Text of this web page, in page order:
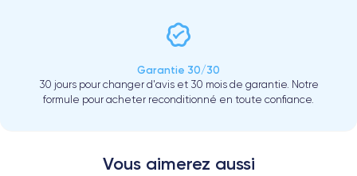
Garantie 30/30
30 jours pour changer d'avis et 30 mois de garantie. Notre
formule pour acheter reconditionné en toute confiance.
Vous aimerez aussi